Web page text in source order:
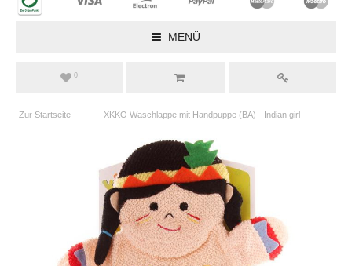
MENÜ
0
Zur Startseite —— XKKO Waschlappe mit Handpuppe (BA) - Indian girl